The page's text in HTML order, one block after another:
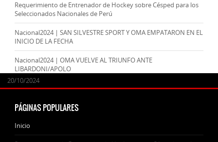
24/09/2025
Requerimiento de Entrenador de Hockey sobre Césped para los
Seleccionados Nacionales de Perú
07/11/2024
Nacional2024 | SAN SILVESTRE SPORT Y OMA EMPATARON EN EL
INICIO DE LA FECHA
20/10/2024
Nacional2024 | OMA VUELVE AL TRIUNFO ANTE
LIBARDONI/APOLO
20/10/2024
PÁGINAS POPULARES
Inicio